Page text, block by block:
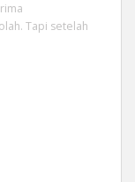
Tapi setelah